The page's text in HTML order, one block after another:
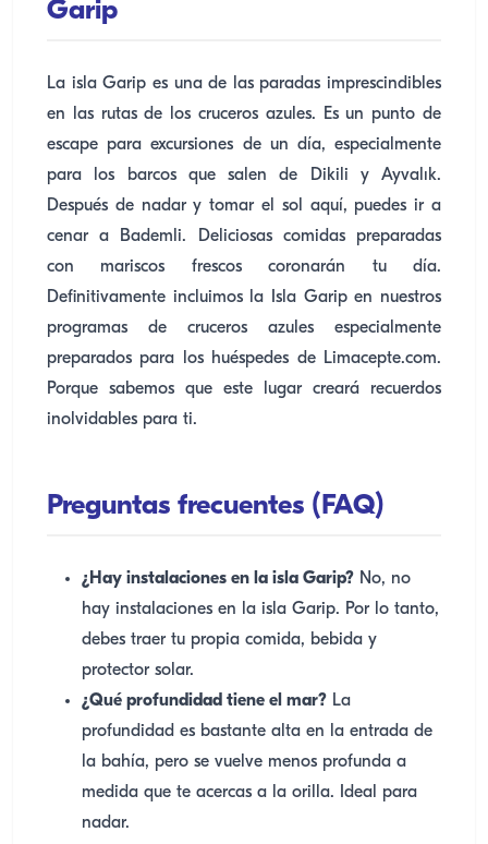
Garip
La isla Garip es una de las paradas imprescindibles
en las rutas de los cruceros azules. Es un punto de
escape para excursiones de un día, especialmente
para los barcos que salen de Dikili y Ayvalık.
Después de nadar y tomar el sol aquí, puedes ir a
cenar a Bademli. Deliciosas comidas preparadas
con mariscos frescos coronarán tu día.
Definitivamente incluimos la Isla Garip en nuestros
programas de cruceros azules especialmente
preparados para los huéspedes de Limacepte.com.
Porque sabemos que este lugar creará recuerdos
inolvidables para ti.
Preguntas frecuentes (FAQ)
¿Hay instalaciones en la isla Garip? No, no
hay instalaciones en la isla Garip. Por lo tanto,
debes traer tu propia comida, bebida y
protector solar.
¿Qué profundidad tiene el mar? La
profundidad es bastante alta en la entrada de
la bahía, pero se vuelve menos profunda a
medida que te acercas a la orilla. Ideal para
nadar.